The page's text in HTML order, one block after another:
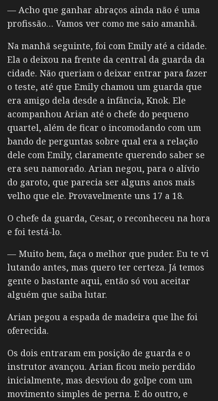
— Acho que ganhar abraços ainda não é uma
profissão… Vamos ver como me saio amanhã.
Na manhã seguinte, foi com Emily até a cidade.
Ela o deixou na frente da central da guarda da
cidade. Não queriam o deixar entrar para fazer
o teste, até que Emily chamou um guarda que
era amigo dela desde a infância, Knok. Ele
acompanhou Arian até o chefe do pequeno
quartel, além de ficar o incomodando com um
bando de perguntas sobre qual era a relação
dele com Emily, claramente querendo saber se
era seu namorado. Arian negou, para o alívio
do garoto, que parecia ser alguns anos mais
velho que ele. Provavelmente uns 17 a 18.
O chefe da guarda, Cesar, o reconheceu na hora
e foi testá-lo.
— Muito bem, faça o melhor que puder. Eu te vi
lutando antes, mas quero ter certeza. Já temos
gente o bastante aqui, então só vou aceitar
alguém que saiba lutar.
Arian pegou a espada de madeira que lhe foi
oferecida.
Os dois entraram em posição de guarda e o
instrutor avançou. Arian ficou meio perdido
inicialmente, mas desviou do golpe com um
movimento simples de perna. E do outro, e